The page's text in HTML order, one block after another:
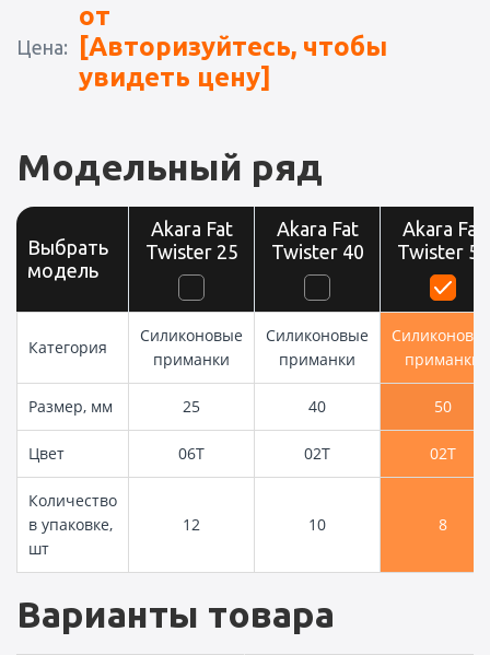
Цена:
от
[Авторизуйтесь, чтобы
увидеть цену]
Модельный ряд
Выбрать
модель
Akara Fat
Twister 25
Akara Fat
Twister 40
Akara Fat
Twister 50
Категория
Силиконовые
приманки
Силиконовые
приманки
приманки
Размер, мм 25 40 50
Цвет 06T 02T 02T
Количество
в упаковке,
шт
12 10 8
Варианты товара